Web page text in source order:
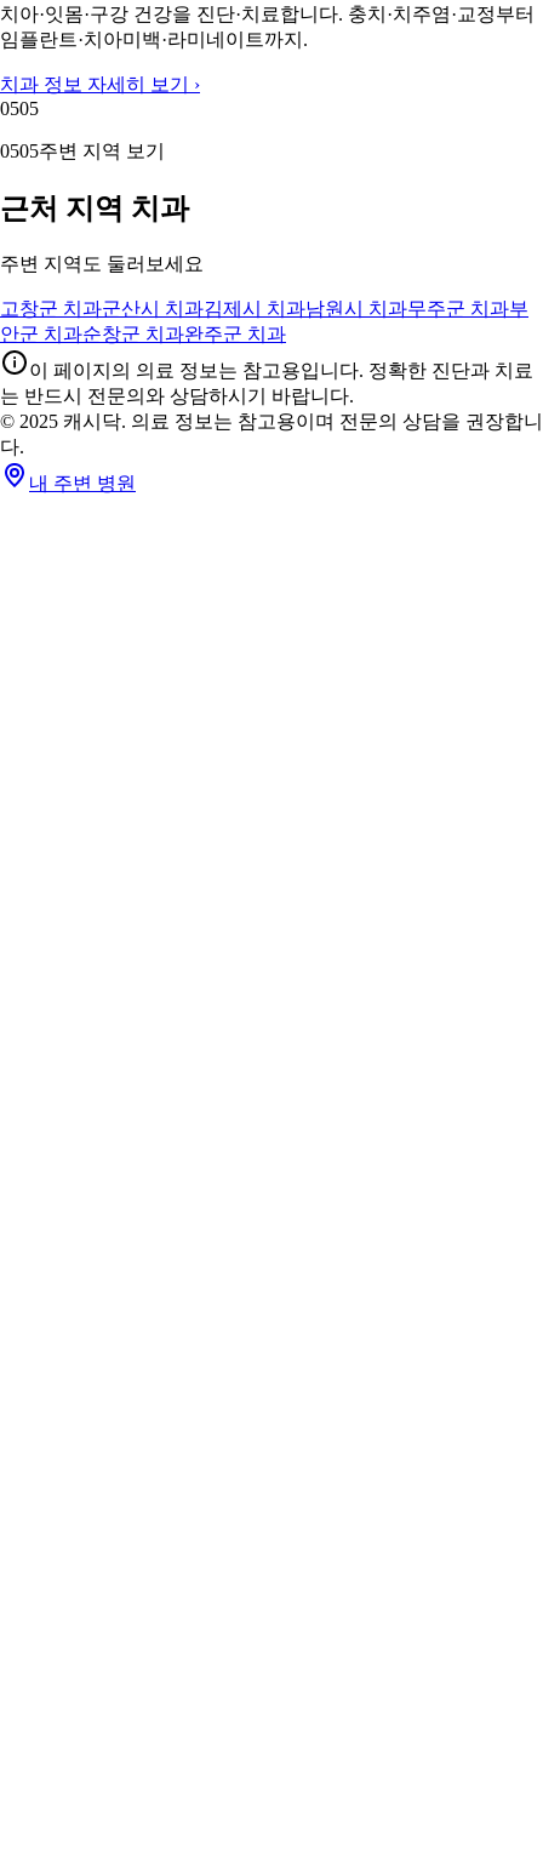
치아·잇몸·구강 건강을 진단·치료합니다. 충치·치주염·교정부터
임플란트·치아미백·라미네이트까지.
치과 정보 자세히 보기 ›
0505
0505주변 지역 보기
근처 지역 치과
주변 지역도 둘러보세요
고창군 치과군산시 치과김제시 치과남원시 치과무주군 치과부
안군 치과순창군 치과완주군 치과
이 페이지의 의료 정보는 참고용입니다. 정확한 진단과 치료
는 반드시 전문의와 상담하시기 바랍니다.
© 2025 캐시닥. 의료 정보는 참고용이며 전문의 상담을 권장합니
다.
내 주변 병원